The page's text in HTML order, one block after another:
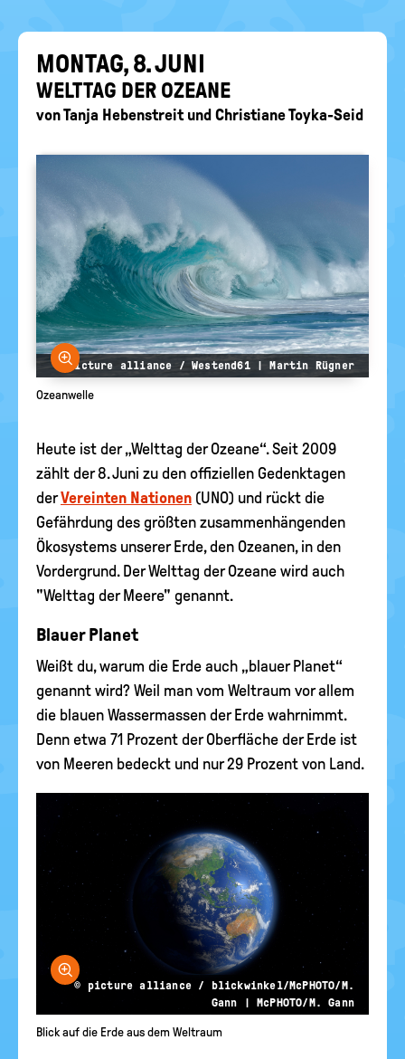
Bildung
/
MON­TAG, 8. JUNI
WELT­TAG DER OZEA­NE
vonTanja Hebenstreitund Christiane Toyka-Seid
Bild vergrößern
© picture alliance / Westend61 | Martin Rügner
Ozeanwelle
Heute ist der „Welttag der Ozeane“. Seit 2009
zählt der 8. Juni zu den offiziellen Gedenktagen
derVereinten Nationen (UNO) und rückt die
Gefährdung des größten zusammenhängenden
Ökosystems unserer Erde, den Ozeanen, in den
Vordergrund. Der Welttag der Ozeane wird auch
"Welttag der Meere" genannt.
Blauer Planet
Weißt du, warum die Erde auch „blauer Planet“
genannt wird? Weil man vom Weltraum vor allem
die blauen Wassermassen der Erde wahrnimmt.
Denn etwa 71 Prozent der Oberfläche der Erde ist
von Meeren bedeckt und nur 29 Prozent von Land.
Bild vergrößern
© picture alliance / blickwinkel/McPHOTO/M.
Gann | McPHOTO/M. Gann
Blick auf die Erde aus dem Weltraum